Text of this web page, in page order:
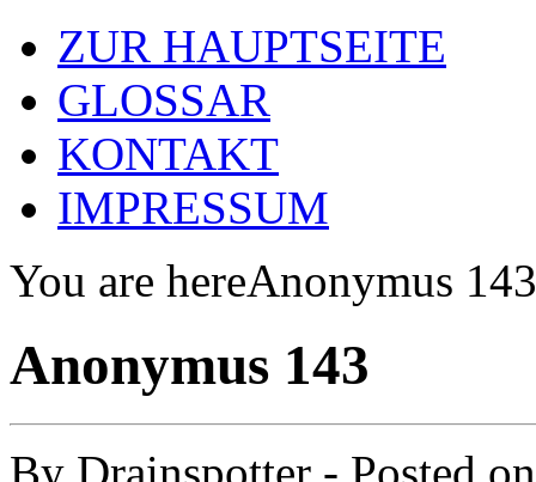
ZUR HAUPTSEITE
GLOSSAR
KONTAKT
IMPRESSUM
You are hereAnonymus 143
Anonymus 143
By Drainspotter - Posted